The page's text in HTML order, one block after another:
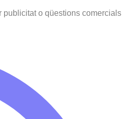
publicitat o qüestions comercials